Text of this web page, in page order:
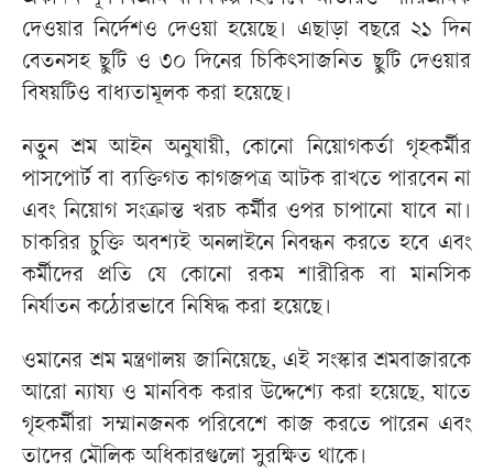
দেওয়ার নির্দেশও দেওয়া হয়েছে। এছাড়া বছরে ২১ দিন
বেতনসহ ছুটি ও ৩০ দিনের চিকিৎসাজনিত ছুটি দেওয়ার
বিষয়টিও বাধ্যতামূলক করা হয়েছে।
নতুন শ্রম আইন অনুযায়ী, কোনো নিয়োগকর্তা গৃহকর্মীর
পাসপোর্ট বা ব্যক্তিগত কাগজপত্র আটক রাখতে পারবেন না
এবং নিয়োগ সংক্রান্ত খরচ কর্মীর ওপর চাপানো যাবে না।
চাকরির চুক্তি অবশ্যই অনলাইনে নিবন্ধন করতে হবে এবং
কর্মীদের প্রতি যে কোনো রকম শারীরিক বা মানসিক
নির্যাতন কঠোরভাবে নিষিদ্ধ করা হয়েছে।
ওমানের শ্রম মন্ত্রণালয় জানিয়েছে, এই সংস্কার শ্রমবাজারকে
আরো ন্যায্য ও মানবিক করার উদ্দেশ্যে করা হয়েছে, যাতে
গৃহকর্মীরা সম্মানজনক পরিবেশে কাজ করতে পারেন এবং
তাদের মৌলিক অধিকারগুলো সুরক্ষিত থাকে।